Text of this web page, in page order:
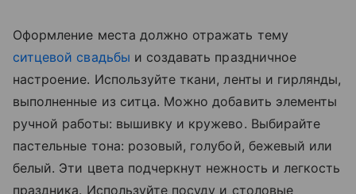
Оформление места должно отражать тему
ситцевой свадьбы и создавать праздничное
настроение. Используйте ткани, ленты и гирлянды,
выполненные из ситца. Можно добавить элементы
ручной работы: вышивку и кружево. Выбирайте
пастельные тона: розовый, голубой, бежевый или
белый. Эти цвета подчеркнут нежность и легкость
праздника. Используйте посуду и столовые